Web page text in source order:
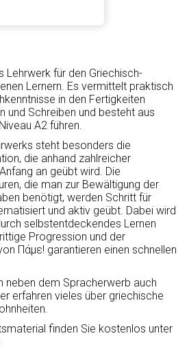
Lehrwerk für den Griechisch-
Lernern. Es vermittelt praktisch
in den Fertigkeiten
und Schreiben und besteht aus
A2 führen.
steht besonders die
die anhand zahlreicher
an geübt wird. Die
die man zur Bewältigung der
benötigt, werden Schritt für
und aktiv geübt. Dabei wird
selbstentdeckendes Lernen
Progression und der
Πάμε! garantieren einen schnellen
neben dem Spracherwerb auch
erfahren vieles über griechische
finden Sie kostenlos unter